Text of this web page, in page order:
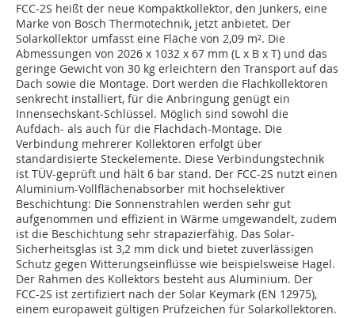
FCC-2S heißt der neue Kompaktkollektor, den Junkers, eine
Marke von Bosch Thermotechnik, jetzt anbietet. Der
Solarkollektor umfasst eine Fläche von 2,09 m². Die
Abmessungen von 2026 x 1032 x 67 mm (L x B x T) und das
geringe Gewicht von 30 kg erleichtern den Transport auf das
Dach sowie die Montage. Dort werden die Flachkollektoren
senkrecht installiert, für die Anbringung genügt ein
Innensechskant-Schlüssel. Möglich sind sowohl die
Aufdach- als auch für die Flachdach-Montage. Die
Verbindung mehrerer Kollektoren erfolgt über
standardisierte Steckelemente. Diese Verbindungstechnik
ist TÜV-geprüft und hält 6 bar stand. Der FCC-2S nutzt einen
Aluminium-Vollflächenabsorber mit hochselektiver
Beschichtung: Die Sonnenstrahlen werden sehr gut
aufgenommen und effizient in Wärme umgewandelt, zudem
ist die Beschichtung sehr strapazierfähig. Das Solar-
Sicherheitsglas ist 3,2 mm dick und bietet zuverlässigen
Schutz gegen Witterungseinflüsse wie beispielsweise Hagel.
Der Rahmen des Kollektors besteht aus Aluminium. Der
FCC-2S ist zertifiziert nach der Solar Keymark (EN 12975),
einem europaweit gültigen Prüfzeichen für Solarkollektoren.